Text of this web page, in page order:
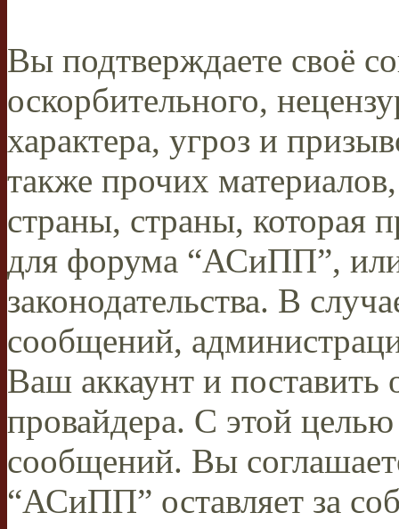
Вы подтверждаете своё
оскорбительного,
характера, угроз и
также прочих
страны, страны, которая
для форума “АСиПП”,
законодательства. В
сообщений,
Ваш аккаунт и поставить
провайдера. С этой
сообщений. Вы
“АСиПП” оставляет за